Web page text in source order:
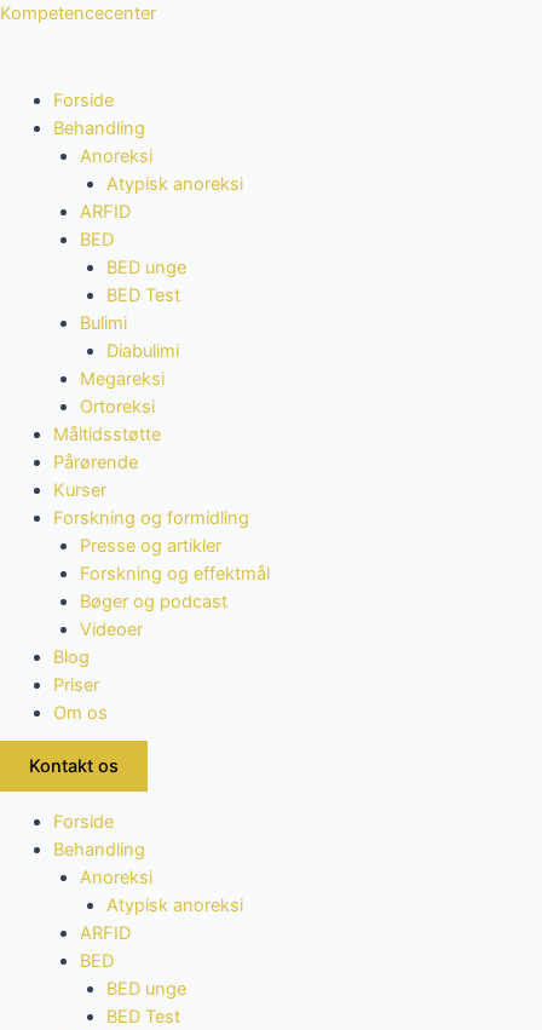
Gå
Kompetencecenter
Menu
Forside
Behandling
Anoreksi
Atypisk anoreksi
ARFID
BED
BED unge
BED Test
Bulimi
Diabulimi
Megareksi
Ortoreksi
Måltidsstøtte
Pårørende
Kurser
Forskning og formidling
Presse og artikler
Forskning og effektmål
Bøger og podcast
Videoer
Blog
Priser
Om os
Kontakt os
Menu
Forside
Behandling
Anoreksi
Atypisk anoreksi
ARFID
BED
BED unge
BED Test
Søg